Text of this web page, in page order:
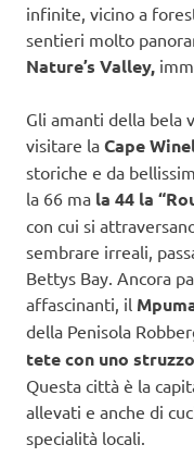
infinite, vicino a
sentieri molto
Nature’s Valley,
Gli amanti della bela
visitare la Cape
storiche e da
la 66 ma la 44 la
con cui si
sembrare irreali,
Bettys Bay. Ancora
affascinanti, il
della Penisola
tete con uno struzzo
Questa città è la
allevati e anche di
specialità locali.